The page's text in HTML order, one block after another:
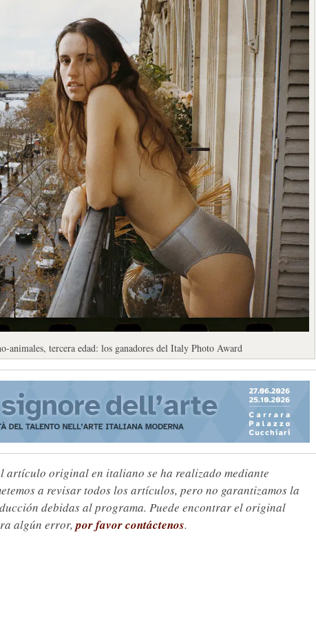
animales, tercera edad: los ganadores del Italy Photo Award
artículo original en italiano se ha realizado mediante
a revisar todos los artículos, pero no garantizamos la
debidas al programa. Puede encontrar el original
algún error,por favor contáctenos.